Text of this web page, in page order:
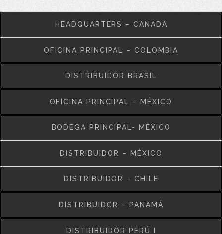
OFICINA PRINCIPAL – COLOMBIA
DISTRIBUIDOR BRASIL
OFICINA PRINCIPAL – MÉXICO
BODEGA PRINCIPAL- MÉXICO
DISTRIBUIDOR – MÉXICO
DISTRIBUIDOR – CHILE
DISTRIBUIDOR – PANAMÁ
DISTRIBUIDOR PERÚ I
DISTRIBUIDOR – PERÚ II